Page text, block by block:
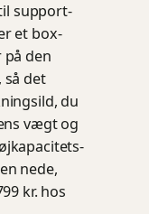
support-
et box-
den
det
du
vægt og
nede,
kr. hos